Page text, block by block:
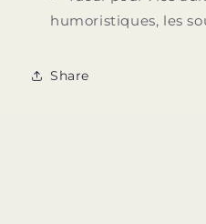
humoristiques, les
Share